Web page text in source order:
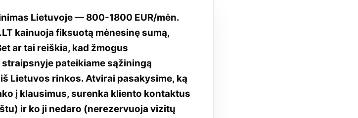
Lietuvoje — 800-1800 EUR/mėn.
kainuoja fiksuotą mėnesinę sumą,
ar tai reiškia, kad žmogus
pateikiame sąžiningą
Lietuvos rinkos. Atvirai pasakysime, ką
į klausimus, surenka kliento kontaktus
ir ko ji nedaro (nerezervuoja vizitų